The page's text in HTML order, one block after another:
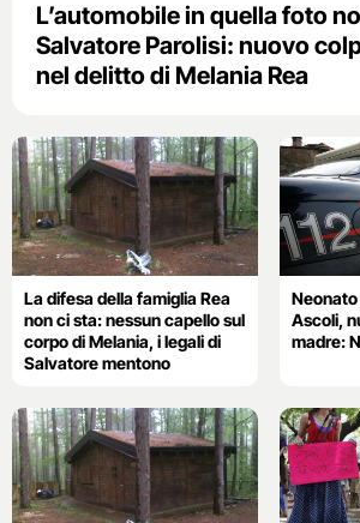
L’automobile in quella foto
Salvatore Parolisi: nuovo
nel delitto di Melania Rea
La difesa della famiglia Rea
non ci sta: nessun capello sul
corpo di Melania, i legali di
Salvatore mentono
Ascoli,
madre: